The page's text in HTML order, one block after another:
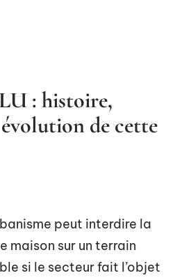
: histoire,
de cette
peut interdire la
maison sur un terrain
si le secteur fait l’objet